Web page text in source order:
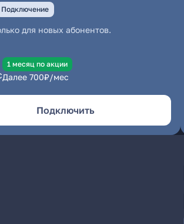
Подключение
для новых абонентов.
1 месяц по акции
Далее 700₽/мес
Подключить